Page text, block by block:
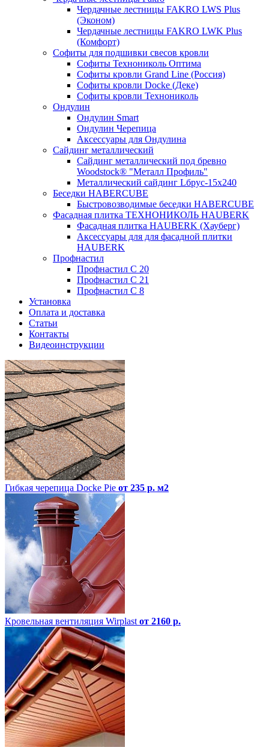
Чердачные лестницы FAKRO LWS Plus
(Эконом)
Чердачные лестницы FAKRO LWK Plus
(Комфорт)
Софиты для подшивки свесов кровли
Софиты Технониколь Оптима
Софиты кровли Grand Line (Россия)
Софиты кровли Docke (Деке)
Софиты кровли Технониколь
Ондулин
Ондулин Smart
Ондулин Черепица
Аксессуары для Ондулина
Сайдинг металлический
Сайдинг металлический под бревно
Woodstock® "Металл Профиль"
Металлический сайдинг Lбрус-15х240
Беседки HABERCUBE
Быстровозводимые беседки HABERCUBE
Фасадная плитка ТЕХНОНИКОЛЬ HAUBERK
Фасадная плитка HAUBERK (Хауберг)
Аксессуары для для фасадной плитки
HAUBERK
Профнастил
Профнастил С 20
Профнастил С 21
Профнастил С 8
Установка
Оплата и доставка
Статьи
Контакты
Видеоинструкции
Гибкая черепица Docke Pie от 235 р. м2
Кровельная вентиляция Wirplast от 2160 р.